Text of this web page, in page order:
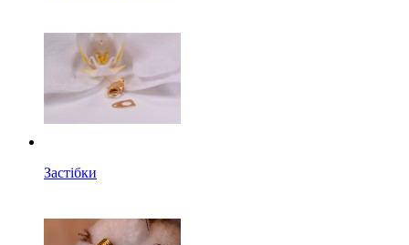
Застібки